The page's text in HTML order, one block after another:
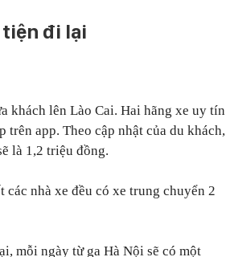
đi lại
khách lên Lào Cai. Hai hãng xe uy tín
trên app. Theo cập nhật của du khách,
là 1,2 triệu đồng.
các nhà xe đều có xe trung chuyển 2
mỗi ngày từ ga Hà Nội sẽ có một